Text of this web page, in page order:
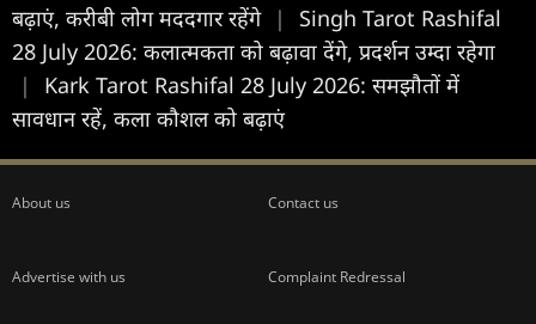
बढ़ाएं, करीबी लोग मददगार रहेंगे |
Singh Tarot Rashifal
28 July 2026: कलात्मकता को बढ़ावा देंगे, प्रदर्शन उम्दा रहेगा
|
Kark Tarot Rashifal 28 July 2026: समझौतों में
सावधान रहें, कला कौशल को बढ़ाएं
About us Contact us
Advertise with us Complaint Redressal